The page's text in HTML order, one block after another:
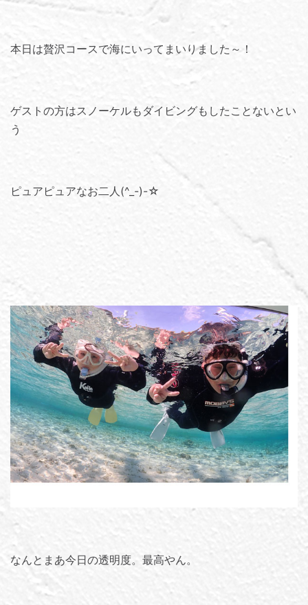
本日は贅沢コースで海にいってまいりました～！
ゲストの方はスノーケルもダイビングもしたことないとい
う
ピュアピュアなお二人(^_-)-☆
なんとまあ今日の透明度。最高やん。